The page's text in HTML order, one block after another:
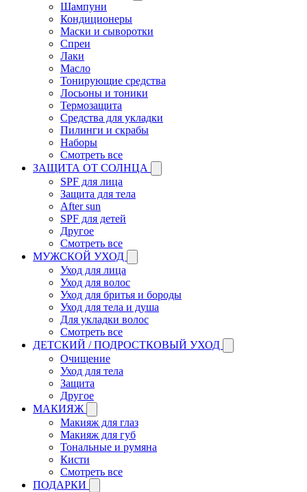
Шампуни
Кондиционеры
Маски и сыворотки
Спреи
Лаки
Масло
Тонирующие средства
Лосьоны и тоники
Термозащита
Средства для укладки
Пилинги и скрабы
Наборы
Смотреть все
ЗАЩИТА ОТ СОЛНЦА
SPF для лица
Защита для тела
After sun
SPF для детей
Другое
Смотреть все
МУЖСКОЙ УХОД
Уход для лица
Уход для волос
Уход для бритья и бороды
Уход для тела и душа
Для укладки волос
Смотреть все
ДЕТСКИЙ / ПОДРОСТКОВЫЙ УХОД
Очищение
Уход для тела
Защита
Другое
МАКИЯЖ
Макияж для глаз
Макияж для губ
Тональные и румяна
Кисти
Смотреть все
ПОДАРКИ